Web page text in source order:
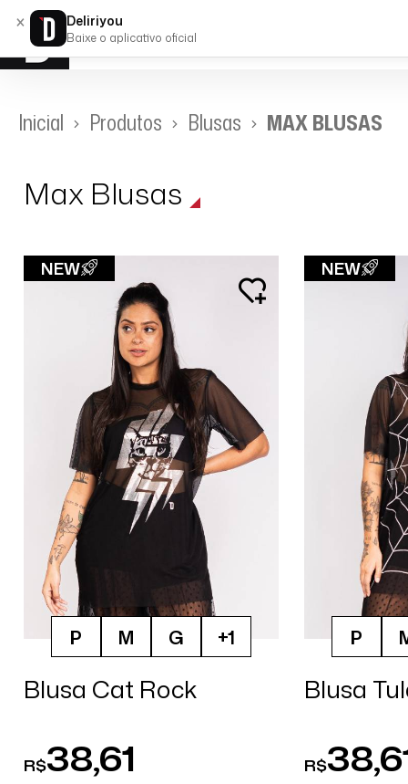
Inicial Produtos Blusas MAX BLUSAS
Max Blusas
Tamanho
Gênero
Cor
NEW
P M G +1
Blusa Cat Rock
R$38,61
NEW
P
Blusa
R$
× Deliriyou
Baixe o aplicativo oficial